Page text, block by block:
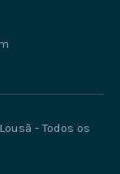
- Todos os